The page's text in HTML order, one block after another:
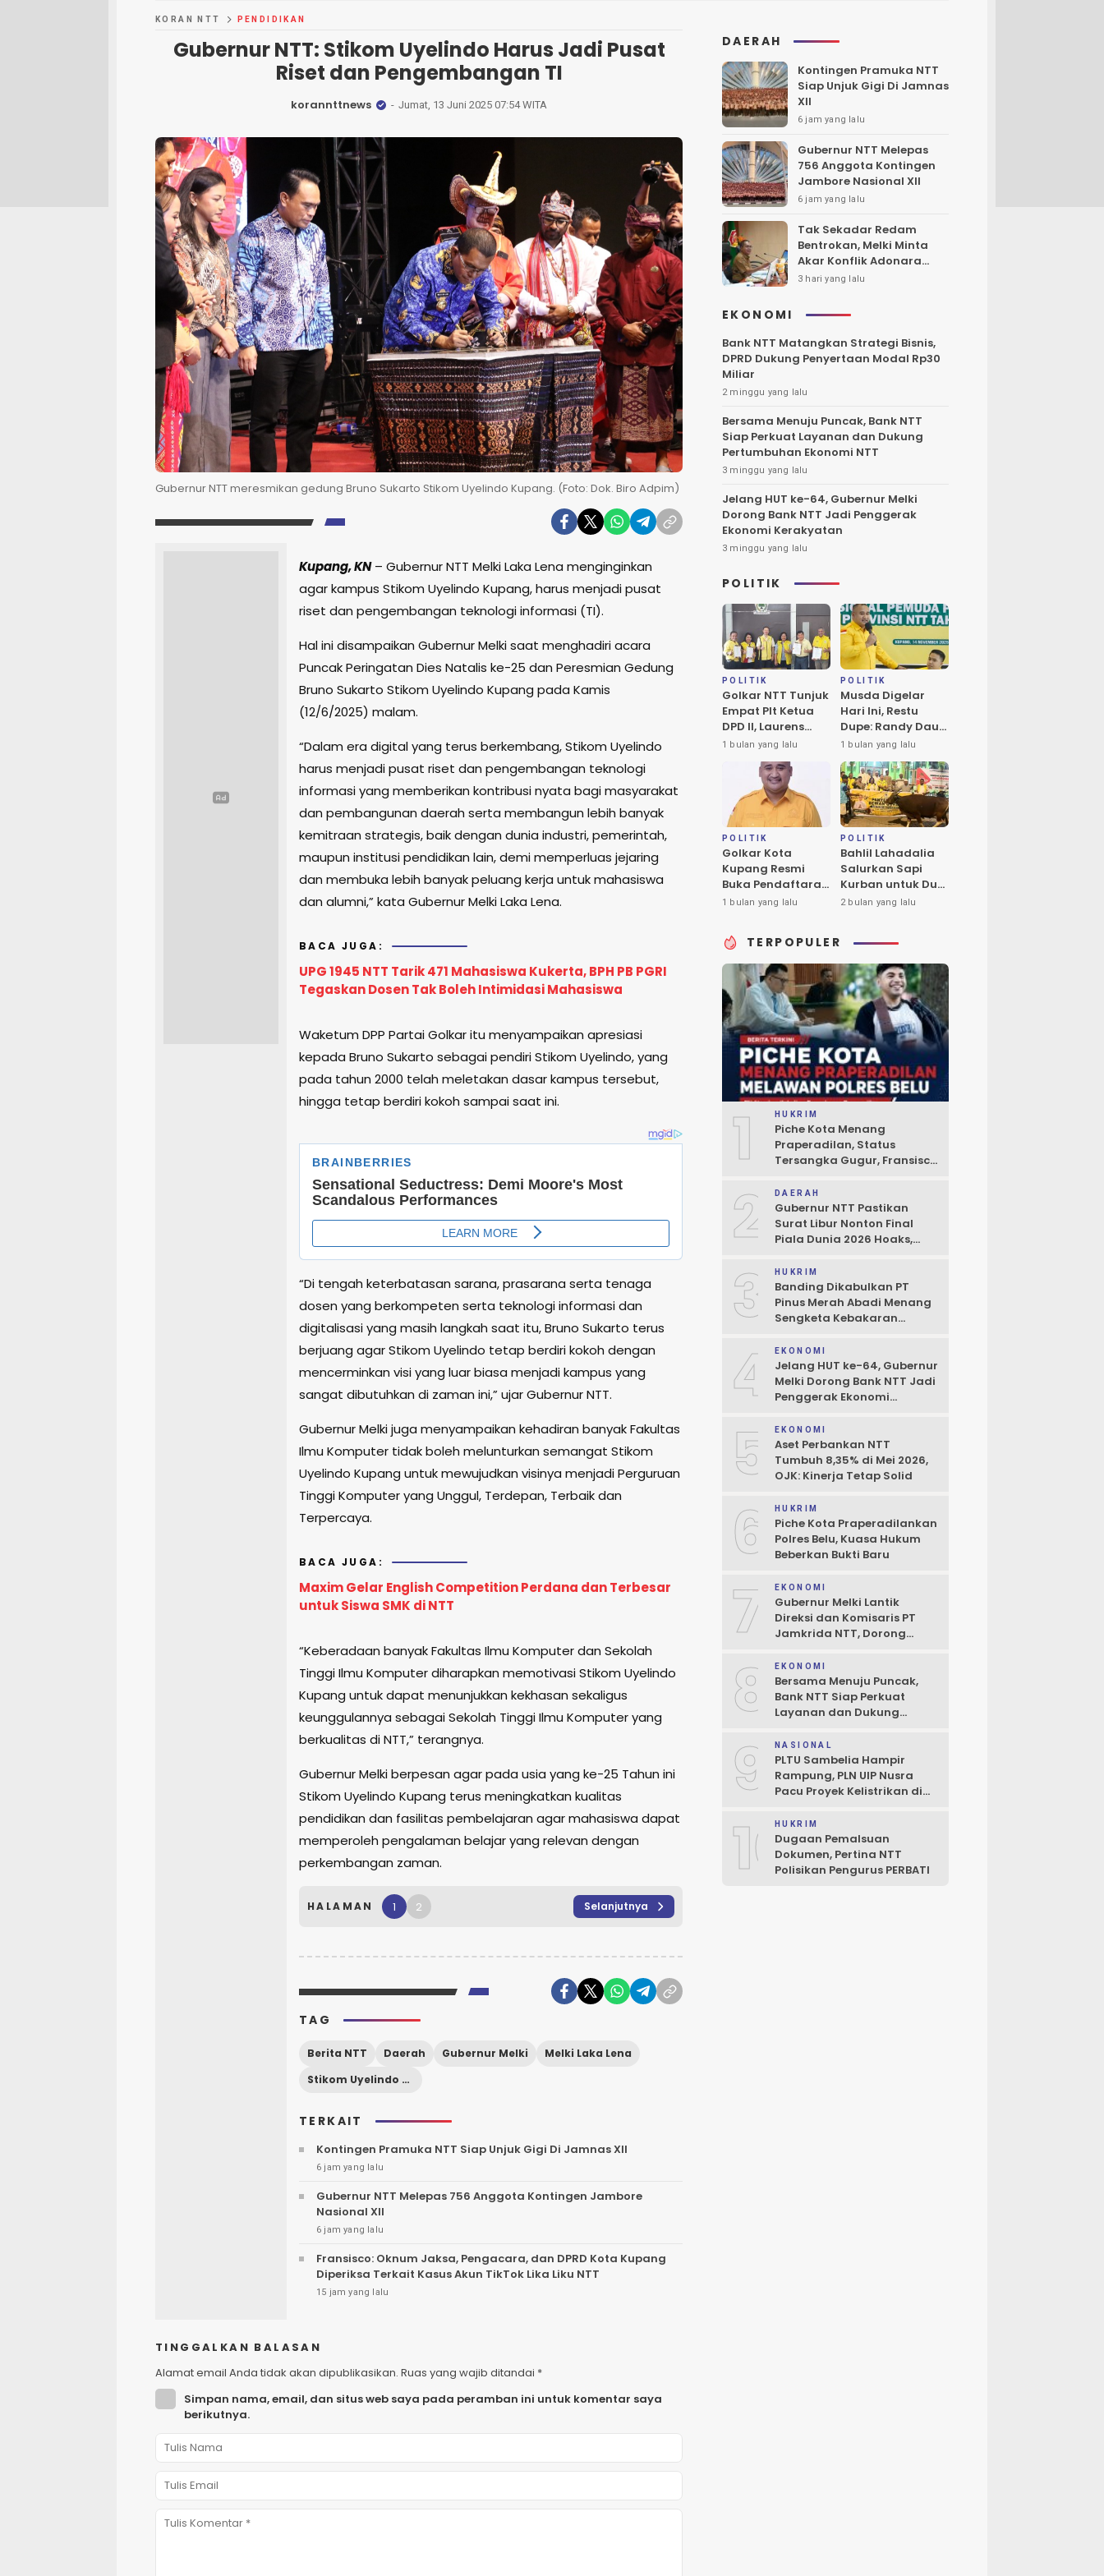
KORAN NTT PENDIDIKAN
Gubernur NTT: Stikom Uyelindo Harus Jadi Pusat
Riset dan Pengembangan TI
korannttnews Jumat, 13 Juni 2025 07:54 WITA
Gubernur NTT meresmikan gedung Bruno Sukarto Stikom Uyelindo Kupang. (Foto: Dok. Biro Adpim)
Kupang, KN– Gubernur NTT Melki Laka Lena menginginkan
agar kampus Stikom Uyelindo Kupang, harus menjadi pusat
riset dan pengembangan teknologi informasi (TI).
Hal ini disampaikan Gubernur Melki saat menghadiri acara
Puncak Peringatan Dies Natalis ke-25 dan Peresmian Gedung
Bruno Sukarto Stikom Uyelindo Kupang pada Kamis
(12/6/2025) malam.
“Dalam era digital yang terus berkembang, Stikom Uyelindo
harus menjadi pusat riset dan pengembangan teknologi
informasi yang memberikan kontribusi nyata bagi masyarakat
dan pembangunan daerah serta membangun lebih banyak
kemitraan strategis, baik dengan dunia industri, pemerintah,
maupun institusi pendidikan lain, demi memperluas jejaring
dan membuka lebih banyak peluang kerja untuk mahasiswa
dan alumni,” kata Gubernur Melki Laka Lena.
BACA JUGA:
UPG 1945 NTT Tarik 471 Mahasiswa Kukerta, BPH PB PGRI
Tegaskan Dosen Tak Boleh Intimidasi Mahasiswa
Waketum DPP Partai Golkar itu menyampaikan apresiasi
kepada Bruno Sukarto sebagai pendiri Stikom Uyelindo, yang
pada tahun 2000 telah meletakan dasar kampus tersebut,
hingga tetap berdiri kokoh sampai saat ini.
“Di tengah keterbatasan sarana, prasarana serta tenaga
dosen yang berkompeten serta teknologi informasi dan
digitalisasi yang masih langkah saat itu, Bruno Sukarto terus
berjuang agar Stikom Uyelindo tetap berdiri kokoh dengan
mencerminkan visi yang luar biasa menjadi kampus yang
sangat dibutuhkan di zaman ini,” ujar Gubernur NTT.
Gubernur Melki juga menyampaikan kehadiran banyak Fakultas
Ilmu Komputer tidak boleh melunturkan semangat Stikom
Uyelindo Kupang untuk mewujudkan visinya menjadi Perguruan
Tinggi Komputer yang Unggul, Terdepan, Terbaik dan
Terpercaya.
BACA JUGA:
Maxim Gelar English Competition Perdana dan Terbesar
untuk Siswa SMK di NTT
“Keberadaan banyak Fakultas Ilmu Komputer dan Sekolah
Tinggi Ilmu Komputer diharapkan memotivasi Stikom Uyelindo
Kupang untuk dapat menunjukkan kekhasan sekaligus
keunggulannya sebagai Sekolah Tinggi Ilmu Komputer yang
berkualitas di NTT,” terangnya.
Gubernur Melki berpesan agar pada usia yang ke-25 Tahun ini
Stikom Uyelindo Kupang terus meningkatkan kualitas
pendidikan dan fasilitas pembelajaran agar mahasiswa dapat
memperoleh pengalaman belajar yang relevan dengan
perkembangan zaman.
HALAMAN 1 2 Selanjutnya
TAG
Berita NTT Daerah Gubernur Melki
Melki Laka Lena
Stikom Uyelindo Kupang
TERKAIT
Kontingen Pramuka NTT Siap Unjuk Gigi Di Jamnas XII
6 jam yang lalu
Gubernur NTT Melepas 756 Anggota Kontingen Jambore
Nasional XII
6 jam yang lalu
Fransisco: Oknum Jaksa, Pengacara, dan DPRD Kota Kupang
Diperiksa Terkait Kasus Akun TikTok Lika Liku NTT
15 jam yang lalu
TINGGALKAN BALASAN
Alamat email Anda tidak akan dipublikasikan. Ruas yang wajib ditandai *
Simpan nama, email, dan situs web saya pada peramban ini untuk komentar saya
berikutnya.
DAERAH
Kontingen Pramuka NTT
Siap Unjuk Gigi Di Jamnas
XII
6 jam yang lalu
Gubernur NTT Melepas
756 Anggota Kontingen
Jambore Nasional XII
6 jam yang lalu
Tak Sekadar Redam
Bentrokan, Melki Minta
Akar Konflik Adonara
Harus Diungkap dan
3 hari yang lalu
EKONOMI
Bank NTT Matangkan Strategi Bisnis,
DPRD Dukung Penyertaan Modal Rp30
Miliar
2 minggu yang lalu
Bersama Menuju Puncak, Bank NTT
Siap Perkuat Layanan dan Dukung
Pertumbuhan Ekonomi NTT
3 minggu yang lalu
Jelang HUT ke-64, Gubernur Melki
Dorong Bank NTT Jadi Penggerak
Ekonomi Kerakyatan
3 minggu yang lalu
POLITIK
POLITIK
Golkar NTT Tunjuk
Empat Plt Ketua
DPD II, Laurens
Leba Tukan Pimpin
Flores Timur
1 bulan yang lalu
POLITIK
Musda Digelar
Hari Ini, Restu
Dupe: Randy Daud
Calon Tunggal
Ketua DPD II
Golkar Kota
Kupang
1 bulan yang lalu
POLITIK
Golkar Kota
Kupang Resmi
Buka Pendaftaran
Calon Ketua DPD
1 bulan yang lalu
POLITIK
Bahlil Lahadalia
Salurkan Sapi
Kurban untuk Dua
Masjid di Kota
2 bulan yang lalu
TERPOPULER
1 HUKRIM
Piche Kota Menang
Praperadilan, Status
Tersangka Gugur, Fransisco
Pendukung
2 DAERAH
Gubernur NTT Pastikan
Surat Libur Nonton Final
Piala Dunia 2026 Hoaks,
Boleh Terhambat
3 HUKRIM
Banding Dikabulkan PT
Pinus Merah Abadi Menang
Sengketa Kebakaran
4 EKONOMI
Jelang HUT ke-64, Gubernur
Melki Dorong Bank NTT Jadi
Penggerak Ekonomi
5 EKONOMI
Aset Perbankan NTT
Tumbuh 8,35% di Mei 2026,
OJK: Kinerja Tetap Solid
6 HUKRIM
Piche Kota Praperadilankan
Polres Belu, Kuasa Hukum
Beberkan Bukti Baru
7 EKONOMI
Gubernur Melki Lantik
Direksi dan Komisaris PT
Jamkrida NTT, Dorong
Kredit UMKM
8 EKONOMI
Bersama Menuju Puncak,
Bank NTT Siap Perkuat
Layanan dan Dukung
9 NASIONAL
PLTU Sambelia Hampir
Rampung, PLN UIP Nusra
Pacu Proyek Kelistrikan di
10HUKRIM
Dugaan Pemalsuan
Dokumen, Pertina NTT
Polisikan Pengurus PERBATI